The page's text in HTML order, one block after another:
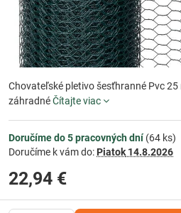
Chovateľské pletivo šesťhranné Pvc 25
záhradnéČítajte viac
Doručíme do 5 pracovných dní(64 ks)
Doručíme k vám do: Piatok14.8.2026
22,94 €